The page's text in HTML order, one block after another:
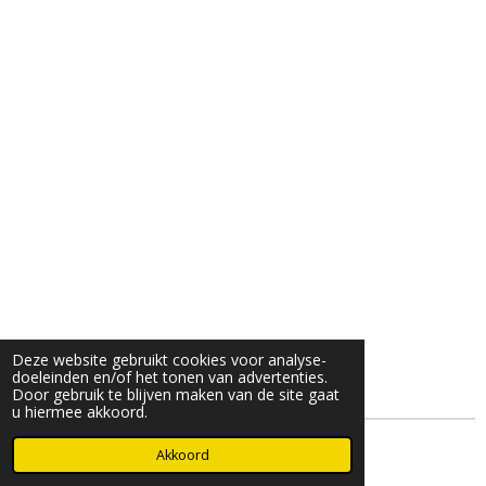
Deze website gebruikt cookies voor analyse-
doeleinden en/of het tonen van advertenties.
Door gebruik te blijven maken van de site gaat
u hiermee akkoord.
Akkoord
© 2025- 2026 Djöz mode